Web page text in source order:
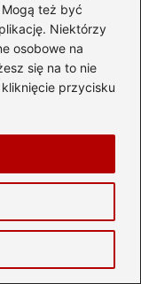
też być
Niektórzy
osobowe na
się na to nie
przycisku
limity i